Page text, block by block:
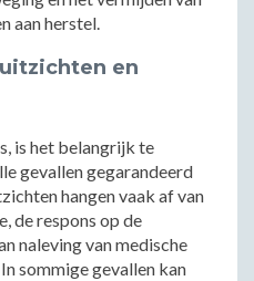
aan herstel.
en
is het belangrijk te
gevallen gegarandeerd
hangen vaak af van
de respons op de
naleving van medische
sommige gevallen kan